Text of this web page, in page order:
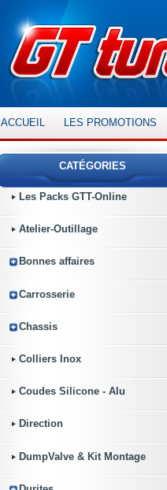
ACCUEIL LES PROMOTIONS
CATÉGORIES
Les Packs GTT-Online
Atelier-Outillage
Bonnes affaires
Carrosserie
Chassis
Colliers Inox
Coudes Silicone - Alu
Direction
DumpValve & Kit Montage